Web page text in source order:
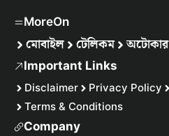
MoreOn
মোবাইল টেলিকম অটোকার
Important Links
Disclaimer Privacy Policy
Terms & Conditions
Company